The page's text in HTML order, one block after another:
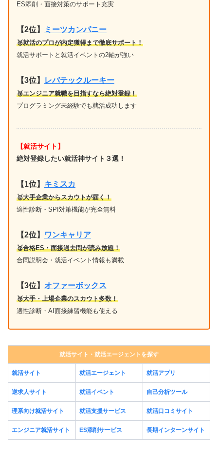
ES添削・面接対策のサポート充実
【2位】 ミーツカンパニー
🥈就活のプロが内定獲得まで徹底サポート！
就活サポートと就活イベントの2軸が強い
【3位】 レバテックルーキー
🥉エンジニア就職を目指すなら絶対登録！
プログラミング未経験でも就活成功します
【就活サイト】
絶対登録したい就活神サイト３選！
【1位】 キミスカ
🥇大手企業からスカウトが届く！
適性診断・SPI対策機能が完全無料
【2位】 ワンキャリア
🥈合格ES・面接過去問が読み放題！
合同説明会・就活イベント情報も満載
【3位】 オファーボックス
🥉大手・上場企業のスカウト多数！
適性診断・AI面接練習機能も使える
就活サイト・就活エージェントを探す
就活サイト 就活エージェント 就活アプリ
逆求人サイト 就活イベント 自己分析ツール
理系向け就活サイト 就活支援サービス 就活口コミサイト
エンジニア就活サイト ES添削サービス 長期インターンサイト